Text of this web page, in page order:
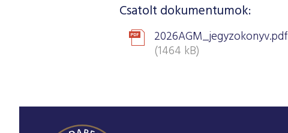
Csatolt dokumentumok:
2026AGM_jegyzokonyv.pdf
(1464 kB)